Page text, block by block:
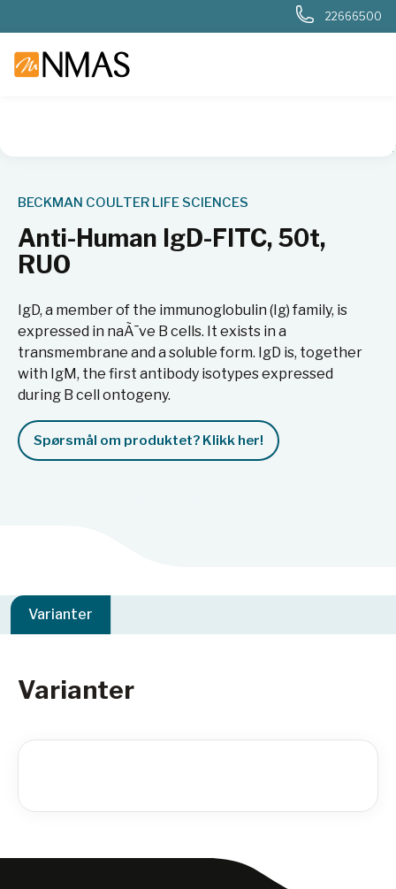
22666500
BECKMAN COULTER LIFE SCIENCES
Anti-Human IgD-FITC, 50t,
RUO
IgD, a member of the immunoglobulin (Ig) family, is
expressed in naÃ¯ve B cells. It exists in a
transmembrane and a soluble form. IgD is, together
with IgM, the first antibody isotypes expressed
during B cell ontogeny.
Spørsmål om produktet? Klikk her!
Varianter
Varianter